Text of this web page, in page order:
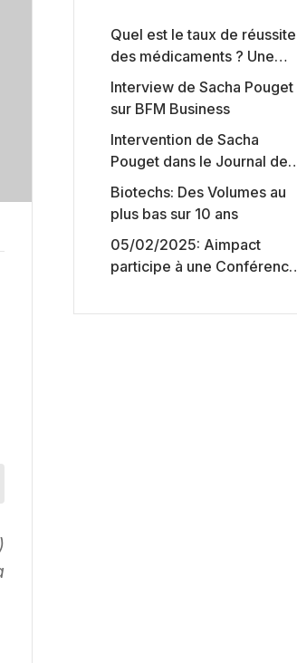
Quel est le taux de réussite
des médicaments ? Une
étude intéressante chez les
Big Pharmas
Interview de Sacha Pouget
sur BFM Business
Intervention de Sacha
Pouget dans le Journal des
Biotechs de Boursorama
Biotechs: Des Volumes au
plus bas sur 10 ans
05/02/2025: Aimpact
participe à une Conférence
capitaux américains,